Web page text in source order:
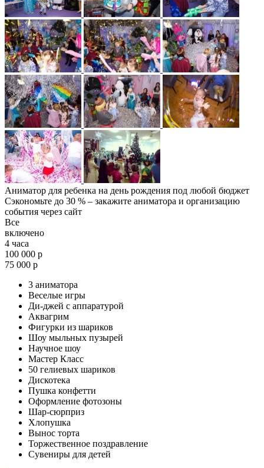
Аниматор для ребенка на день рождения под любой бюджет
Сэкономьте до 30 % – закажите аниматора и организацию
события через сайт
Все
включено
4 часа
100 000 р
75 000 р
3 аниматора
Веселые игры
Ди-джей с аппаратурой
Аквагрим
Фигурки из шариков
Шоу мыльных пузырей
Научное шоу
Мастер Класс
50 гелиевых шариков
Дискотека
Пушка конфетти
Оформление фотозоны
Шар-сюрприз
Хлопушка
Вынос торта
Торжественное поздравление
Сувениры для детей